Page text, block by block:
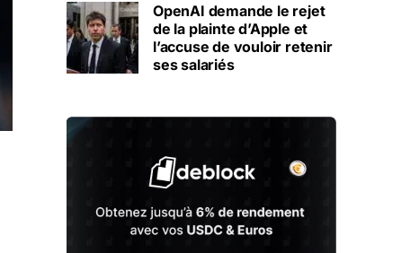
OpenAI demande le rejet
de la plainte d’Apple et
l’accuse de vouloir retenir
ses salariés